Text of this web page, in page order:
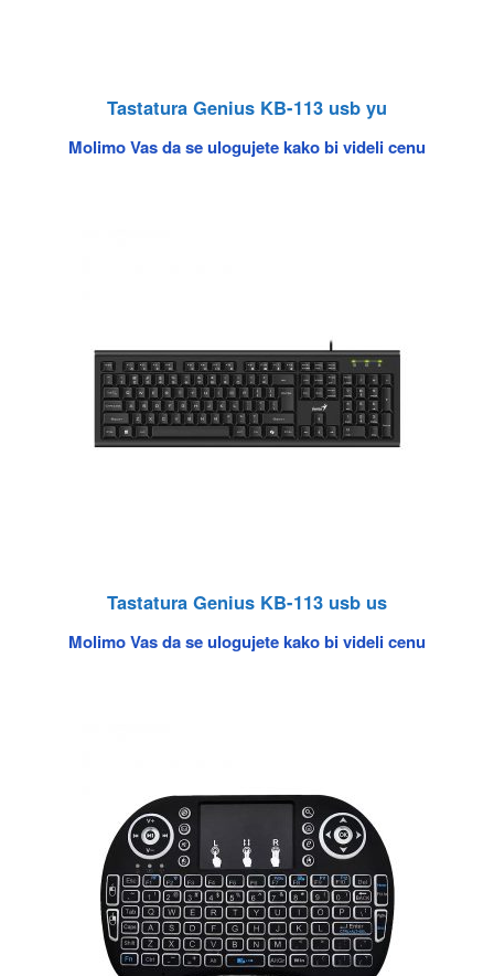
Tastatura Genius KB-113 usb yu
Molimo Vas da se ulogujete kako bi videli cenu
Tastatura Genius KB-113 usb us
Molimo Vas da se ulogujete kako bi videli cenu